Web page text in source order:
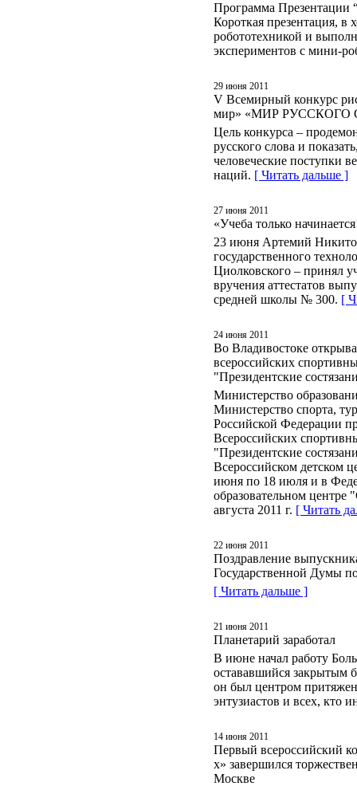
Программа Презентации
Короткая презентация, в
робототехникой и
экспериментов с мини-
29 июня 2011
V Всемирный конкурс
мир» «МИР РУССКОГО
Цель конкурса –
русского слова и
человеческие поступки
наций. [ Читать дальше ]
27 июня 2011
«Учеба только
23 июня Артемий
государственного
Циолковского – принял
вручения аттестатов
средней школы № 300. [
24 июня 2011
Во Владивостоке
всероссийских
"Президентские
Министерство
Министерство спорта,
Российской Федерации
Всероссийских
"Президентские
Всероссийском детском
июня по 18 июля и в
образовательном
августа 2011 г. [ Читать
22 июня 2011
Поздравление
Государственной Думы
[ Читать дальше ]
21 июня 2011
Планетарий заработал
В июне начал работу
остававшийся закрытым
он был центром
энтузиастов и всех, кто
14 июня 2011
Первый всероссийский
х» завершился
Москве